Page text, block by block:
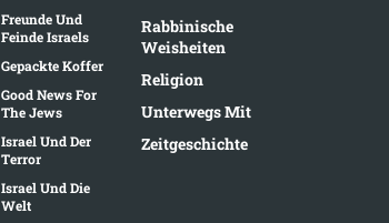
Freunde Und
Feinde Israels
Gepackte Koffer
Good News For
The Jews
Israel Und Der
Terror
Israel Und Die
Welt
Rabbinische
Weisheiten
Religion
Unterwegs Mit
Zeitgeschichte